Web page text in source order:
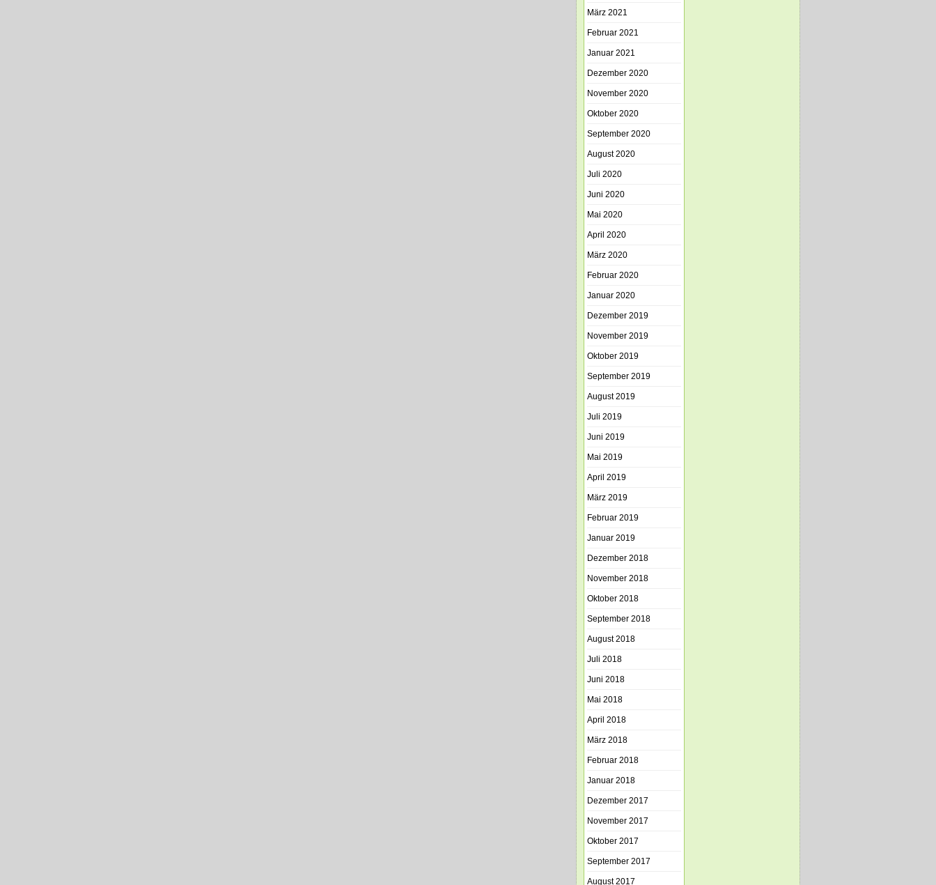
März 2021
Februar 2021
Januar 2021
Dezember 2020
November 2020
Oktober 2020
September 2020
August 2020
Juli 2020
Juni 2020
Mai 2020
April 2020
März 2020
Februar 2020
Januar 2020
Dezember 2019
November 2019
Oktober 2019
September 2019
August 2019
Juli 2019
Juni 2019
Mai 2019
April 2019
März 2019
Februar 2019
Januar 2019
Dezember 2018
November 2018
Oktober 2018
September 2018
August 2018
Juli 2018
Juni 2018
Mai 2018
April 2018
März 2018
Februar 2018
Januar 2018
Dezember 2017
November 2017
Oktober 2017
September 2017
August 2017